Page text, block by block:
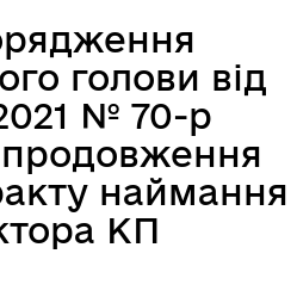
голови від
№ 70-р
наймання
КП